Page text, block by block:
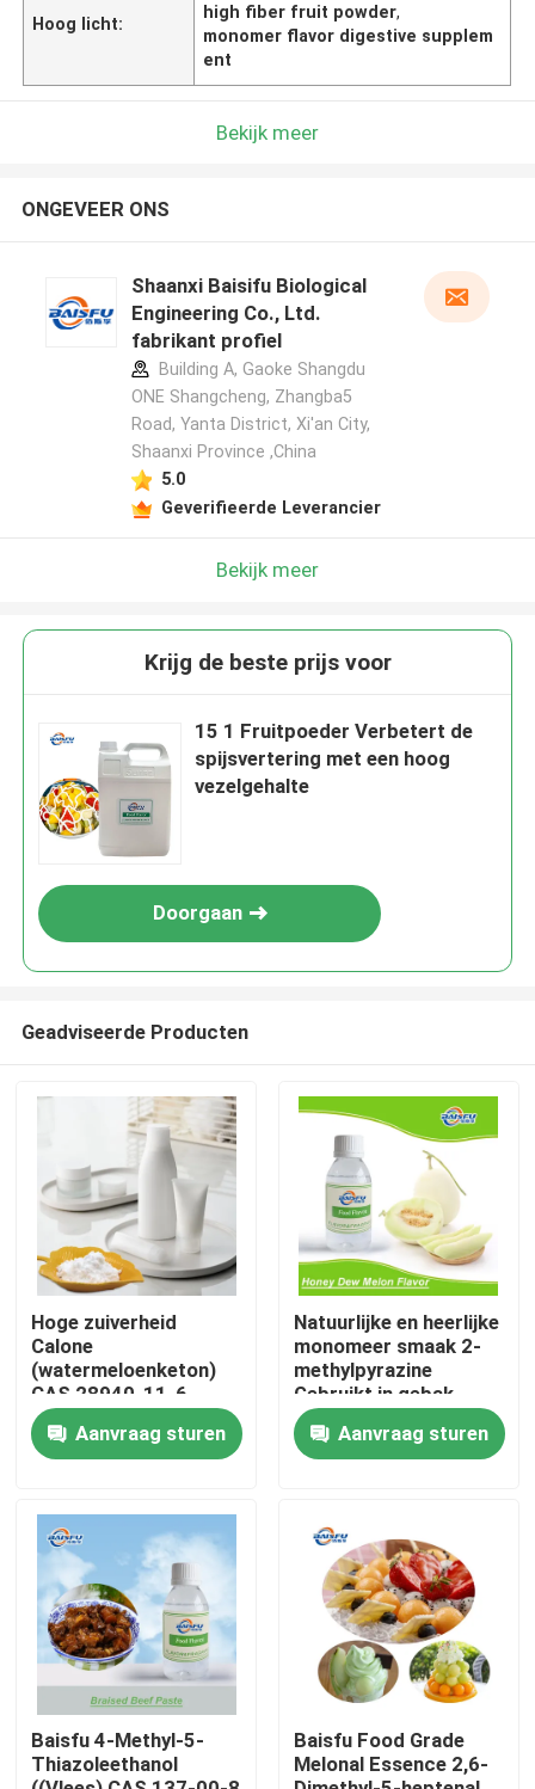
Thuis
Producten
Video's
Hoog licht:
high fiber fruit powder,
monomer flavor digestive supplem
ent
Bekijk meer
ONGEVEER ONS
Shaanxi Baisifu Biological
Engineering Co., Ltd.
fabrikant profiel
Building A, Gaoke Shangdu
ONE Shangcheng, Zhangba5
Road, Yanta District, Xi'an City,
Shaanxi Province ,China
5.0
Geverifieerde Leverancier
Bekijk meer
Krijg de beste prijs voor
15 1 Fruitpoeder Verbetert de
spijsvertering met een hoog
vezelgehalte
Doorgaan
Geadviseerde Producten
Hoge zuiverheid
Calone
(watermeloenketon)
CAS 28940-11-6
Marine Geur Ingrediënt
Synthetische
aquatische nota voor
cosmetica
Aanvraag sturen
Natuurlijke en heerlijke
monomeer smaak 2-
methylpyrazine
Gebruikt in gebak,
koele dranken, tabak
Aanvraag sturen
Baisfu 4-Methyl-5-
Thiazoleethanol
Baisfu Food Grade
Melonal Essence 2,6-